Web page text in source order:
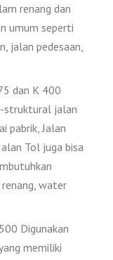
renang dan
umum seperti
jalan pedesaan,
dan K 400
struktural jalan
pabrik, Jalan
Tol juga bisa
water
Digunakan
memiliki